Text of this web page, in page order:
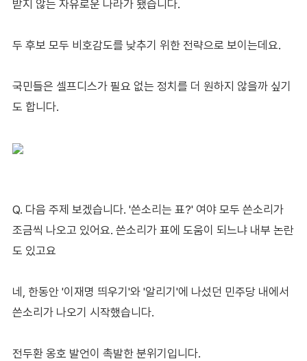
받지 않는 자유로운 나라가 됐습니다.
두 후보 모두 비호감도를 낮추기 위한 전략으로 보이는데요.
국민들은 셀프디스가 필요 없는 정치를 더 원하지 않을까 싶기
도 합니다.
Q. 다음 주제 보겠습니다. '쓴소리는 표?' 여야 모두 쓴소리가
조금씩 나오고 있어요. 쓴소리가 표에 도움이 되느냐 내부 논란
도 있고요
네, 한동안 '이재명 띄우기'와 '알리기'에 나섰던 민주당 내에서
쓴소리가 나오기 시작했습니다.
전두환 옹호 발언이 촉발한 분위기입니다.